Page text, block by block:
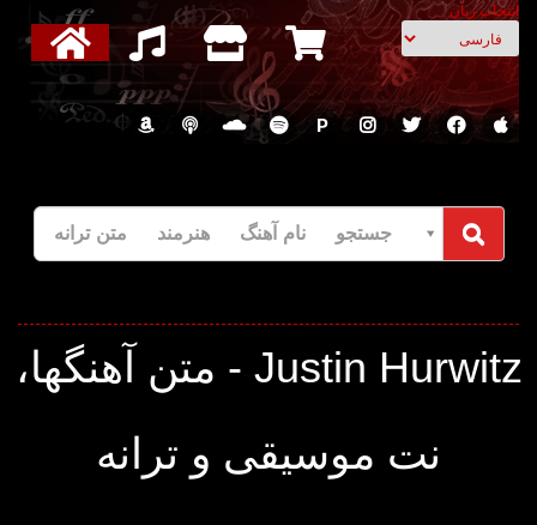
انتخاب زبان
P
جستجو نام آهنگ هنرمند متن ترانه
Justin Hurwitz - متن آهنگها،
نت موسیقی و ترانه